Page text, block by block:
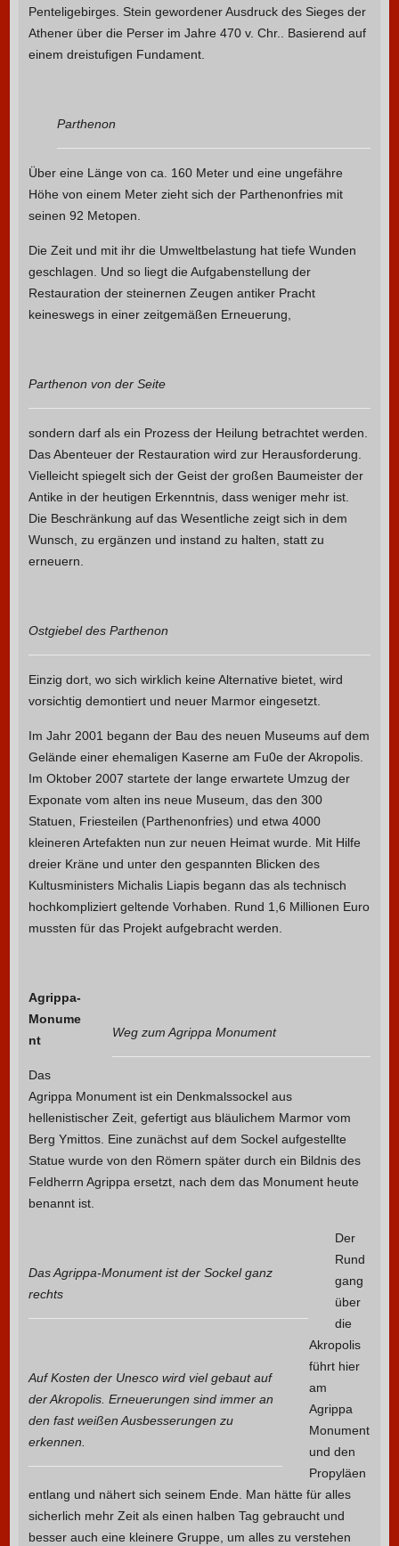
Penteligebirges. Stein gewordener Ausdruck des Sieges der
Athener über die Perser im Jahre 470 v. Chr.. Basierend auf
einem dreistufigen Fundament.
Parthenon
Über eine Länge von ca. 160 Meter und eine ungefähre
Höhe von einem Meter zieht sich der Parthenonfries mit
seinen 92 Metopen.
Die Zeit und mit ihr die Umweltbelastung hat tiefe Wunden
geschlagen. Und so liegt die Aufgabenstellung der
Restauration der steinernen Zeugen antiker Pracht
keineswegs in einer zeitgemäßen Erneuerung,
Parthenon von der Seite
sondern darf als ein Prozess der Heilung betrachtet werden.
Das Abenteuer der Restauration wird zur Herausforderung.
Vielleicht spiegelt sich der Geist der großen Baumeister der
Antike in der heutigen Erkenntnis, dass weniger mehr ist.
Die Beschränkung auf das Wesentliche zeigt sich in dem
Wunsch, zu ergänzen und instand zu halten, statt zu
erneuern.
Ostgiebel des Parthenon
Einzig dort, wo sich wirklich keine Alternative bietet, wird
vorsichtig demontiert und neuer Marmor eingesetzt.
Im Jahr 2001 begann der Bau des neuen Museums auf dem
Gelände einer ehemaligen Kaserne am Fu0e der Akropolis.
Im Oktober 2007 startete der lange erwartete Umzug der
Exponate vom alten ins neue Museum, das den 300
Statuen, Friesteilen (Parthenonfries) und etwa 4000
kleineren Artefakten nun zur neuen Heimat wurde. Mit Hilfe
dreier Kräne und unter den gespannten Blicken des
Kultusministers Michalis Liapis begann das als technisch
hochkompliziert geltende Vorhaben. Rund 1,6 Millionen Euro
mussten für das Projekt aufgebracht werden.
Weg zum Agrippa Monument
Agrippa-
Monume
nt
Das
Agrippa Monument ist ein Denkmalssockel aus
hellenistischer Zeit, gefertigt aus bläulichem Marmor vom
Berg Ymittos. Eine zunächst auf dem Sockel aufgestellte
Statue wurde von den Römern später durch ein Bildnis des
Feldherrn Agrippa ersetzt, nach dem das Monument heute
benannt ist.
Das Agrippa-Monument ist der Sockel ganz
rechts
Auf Kosten der Unesco wird viel gebaut auf
der Akropolis. Erneuerungen sind immer an
den fast weißen Ausbesserungen zu
erkennen.
Der
Rund
gang
über
die
Akropolis
führt hier
am
Agrippa
Monument
und den
Propyläen
entlang und nähert sich seinem Ende. Man hätte für alles
sicherlich mehr Zeit als einen halben Tag gebraucht und
besser auch eine kleinere Gruppe, um alles zu verstehen